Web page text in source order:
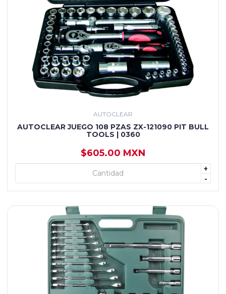
AUTOCLEAR
AUTOCLEAR JUEGO 108 PZAS ZX-121090 PIT BULL
TOOLS | 0360
$605.00 MXN
+
-
+ AGREGAR